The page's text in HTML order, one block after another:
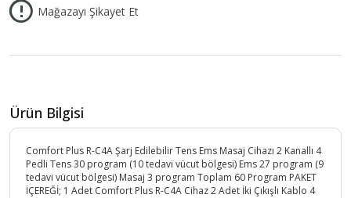
Mağazayı Şikayet Et
Ürün Bilgisi
Comfort Plus R-C4A Şarj Edilebilir Tens Ems Masaj Cihazı 2 Kanallı 4
Pedli Tens 30 program (10 tedavi vücut bölgesi) Ems 27 program (9
tedavi vücut bölgesi) Masaj 3 program Toplam 60 Program PAKET
İÇEREĞİ; 1 Adet Comfort Plus R-C4A Cihaz 2 Adet İki Çıkışlı Kablo 4